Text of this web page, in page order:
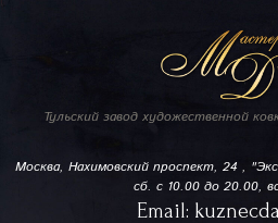
Тульский завод художественной
Москва, Нахимовский проспект, 24 ,
сб. с 10.00 до 20.00,
Email: